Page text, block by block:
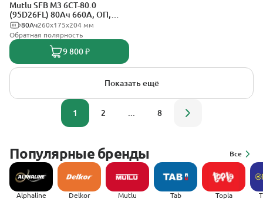
Mutlu SFB M3 6СТ-80.0
(95D26FL) 80Ач 660А, ОП,
стандартные клеммы
260х175х204 мм
80Ач
Обратная полярность
9 800 ₽
Показать ещё
1 2 8
Популярные бренды Все
Alphaline Delkor Mutlu Tab Topla